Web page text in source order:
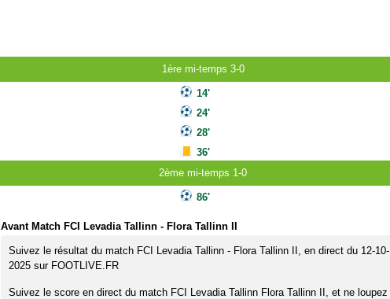
1ère mi-temps 3-0
14'
24'
28'
36'
2ème mi-temps 1-0
86'
Avant Match FCI Levadia Tallinn - Flora Tallinn II
Suivez le résultat du match FCI Levadia Tallinn - Flora Tallinn II, en direct du 12-10-
2025 sur FOOTLIVE.FR
Suivez le score en direct du match FCI Levadia Tallinn Flora Tallinn II, et ne loupez